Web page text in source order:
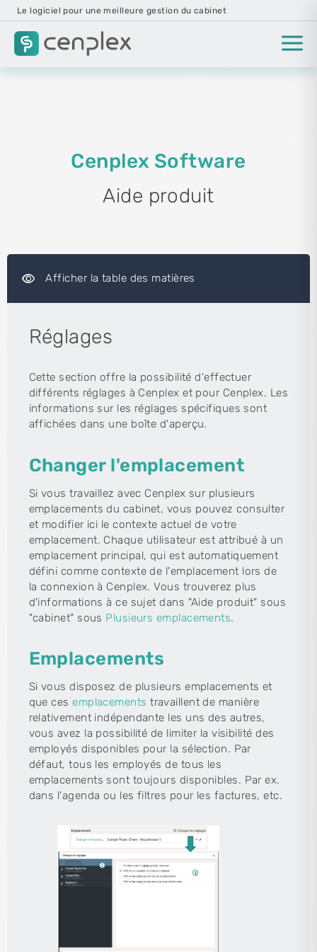
Le logiciel pour une meilleure gestion du cabinet
Cenplex Software
Aide produit
visibility Afficher la table des matières
Réglages
Cette section offre la possibilité d'effectuer
différents réglages à Cenplex et pour Cenplex. Les
informations sur les réglages spécifiques sont
affichées dans une boîte d'aperçu.
Changer l'emplacement
Si vous travaillez avec Cenplex sur plusieurs
emplacements du cabinet, vous pouvez consulter
et modifier ici le contexte actuel de votre
emplacement. Chaque utilisateur est attribué à un
emplacement principal, qui est automatiquement
défini comme contexte de l'emplacement lors de
la connexion à Cenplex. Vous trouverez plus
d'informations à ce sujet dans "Aide produit" sous
"cabinet" sous Plusieurs emplacements.
Emplacements
Si vous disposez de plusieurs emplacements et
que cesemplacements travaillent de manière
relativement indépendante les uns des autres,
vous avez la possibilité de limiter la visibilité des
employés disponibles pour la sélection. Par
défaut, tous les employés de tous les
emplacements sont toujours disponibles. Par ex.
dans l'agenda ou les filtres pour les factures, etc.